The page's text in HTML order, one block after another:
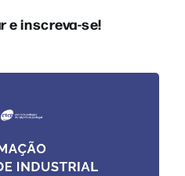
e inscreva-se!